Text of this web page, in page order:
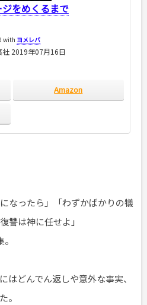
をめくるまで
with ヨメレバ
社 2019年07月16日
Amazon
なったら」「わずかばかりの犠
讐は神に任せよ」
はどんでん返しや意外な事実、
。